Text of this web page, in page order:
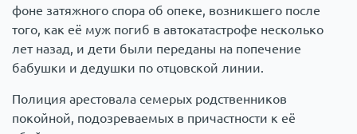
фоне затяжного спора об опеке, возникшего после
того, как её муж погиб в автокатастрофе несколько
лет назад, и дети были переданы на попечение
бабушки и дедушки по отцовской линии.
Полиция арестовала семерых родственников
покойной, подозреваемых в причастности к её